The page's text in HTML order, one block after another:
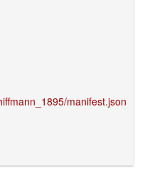
manifest.json